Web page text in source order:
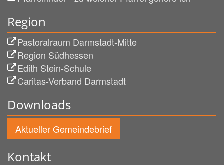
Region
Pastoralraum Darmstadt-Mitte
Region Südhessen
Edith Stein-Schule
Caritas-Verband Darmstadt
Downloads
Aktueller Gemeindebrief
Kontakt